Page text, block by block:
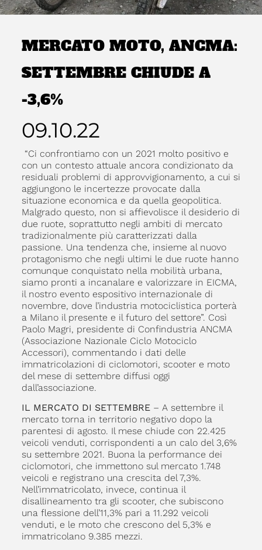
MERCATO MOTO, ANCMA:
SETTEMBRE CHIUDE A
-3,6%
09.10.22
“Ci confrontiamo con un 2021 molto positivo e
con un contesto attuale ancora condizionato da
residuali problemi di approvvigionamento, a cui si
aggiungono le incertezze provocate dalla
situazione economica e da quella geopolitica.
Malgrado questo, non si affievolisce il desiderio di
due ruote, soprattutto negli ambiti di mercato
tradizionalmente più caratterizzati dalla
passione. Una tendenza che, insieme al nuovo
protagonismo che negli ultimi le due ruote hanno
comunque conquistato nella mobilità urbana,
siamo pronti a incanalare e valorizzare in EICMA,
il nostro evento espositivo internazionale di
novembre, dove l’industria motociclistica porterà
a Milano il presente e il futuro del settore”. Così
Paolo Magri, presidente di Confindustria ANCMA
(Associazione Nazionale Ciclo Motociclo
Accessori), commentando i dati delle
immatricolazioni di ciclomotori, scooter e moto
del mese di settembre diffusi oggi
dall’associazione.
IL MERCATO DI SETTEMBRE– A settembre il
mercato torna in territorio negativo dopo la
parentesi di agosto. Il mese chiude con 22.425
veicoli venduti, corrispondenti a un calo del 3,6%
su settembre 2021. Buona la performance dei
ciclomotori, che immettono sul mercato 1.748
veicoli e registrano una crescita del 7,3%.
Nell’immatricolato, invece, continua il
disallineamento tra gli scooter, che subiscono
una flessione dell’11,3% pari a 11.292 veicoli
venduti, e le moto che crescono del 5,3% e
immatricolano 9.385 mezzi.